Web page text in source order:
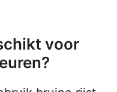
voor